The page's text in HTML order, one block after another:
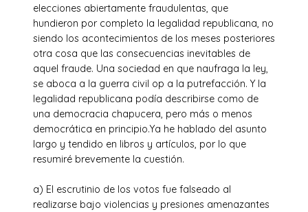
elecciones abiertamente fraudulentas, que
hundieron por completo la legalidad republicana, no
siendo los acontecimientos de los meses posteriores
otra cosa que las consecuencias inevitables de
aquel fraude. Una sociedad en que naufraga la ley,
se aboca a la guerra civil op a la putrefacción. Y la
legalidad republicana podía describirse como de
una democracia chapucera, pero más o menos
democrática en principio.Ya he hablado del asunto
largo y tendido en libros y artículos, por lo que
resumiré brevemente la cuestión.
a) El escrutinio de los votos fue falseado al
realizarse bajo violencias y presiones amenazantes